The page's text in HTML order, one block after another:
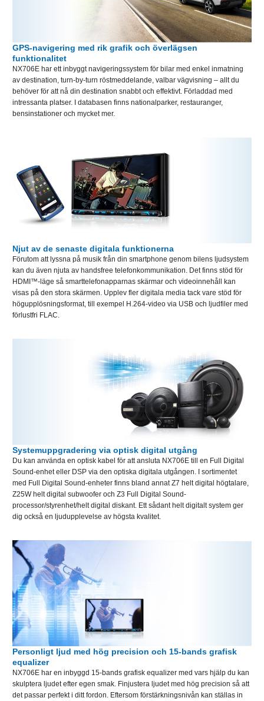
GPS-navigering med rik grafik och överlägsen
funktionalitet
NX706E har ett inbyggt navigeringssystem för bilar med enkel inmatning
av destination, turn-by-turn röstmeddelande, valbar vägvisning – allt du
behöver för att nå din destination snabbt och effektivt. Förladdad med
intressanta platser. I databasen finns nationalparker, restauranger,
bensinstationer och mycket mer.
Njut av de senaste digitala funktionerna
Förutom att lyssna på musik från din smartphone genom bilens ljudsystem
kan du även njuta av handsfree telefonkommunikation. Det finns stöd för
HDMI™-läge så smarttelefonapparnas skärmar och videoinnehåll kan
visas på den stora skärmen. Upplev fler digitala media tack vare stöd för
högupplösningsformat, till exempel H.264-video via USB och ljudfiler med
förlustfri FLAC.
Systemuppgradering via optisk digital utgång
Du kan använda en optisk kabel för att ansluta NX706E till en Full Digital
Sound-enhet eller DSP via den optiska digitala utgången. I sortimentet
med Full Digital Sound-enheter finns bland annat Z7 helt digital högtalare,
Z25W helt digital subwoofer och Z3 Full Digital Sound-
processor/styrenhet/helt digital diskant. Ett sådant helt digitalt system ger
dig också en ljudupplevelse av högsta kvalitet.
Personligt ljud med hög precision och 15-bands grafisk
equalizer
NX706E har en inbyggd 15-bands grafisk equalizer med vars hjälp du kan
skulptera ljudet efter egen smak. Finjustera ljudet med hög precision så att
det passar perfekt i ditt fordon. Eftersom förstärkningsnivån kan ställas in